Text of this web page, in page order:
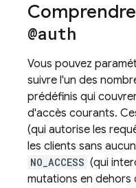
@auth
Vous pouvez
suivre l'un des
prédéfinis qui
d'accès courants.
(qui autorise les
les clients sans
NO_ACCESS (qui
mutations en dehors